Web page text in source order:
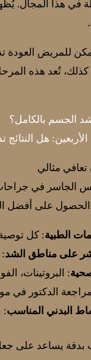
في هذا المجال.
للمريض العودة
كذلك، تُعد هذه
الجسم بالكامل؟
هل النتائج
مثالي
الجاسر في
على أفضل
الطبية: كل
على مناطق الشد
: البروتينات،
الدكتور في
البدني المناسب:
بدقة يساعد على